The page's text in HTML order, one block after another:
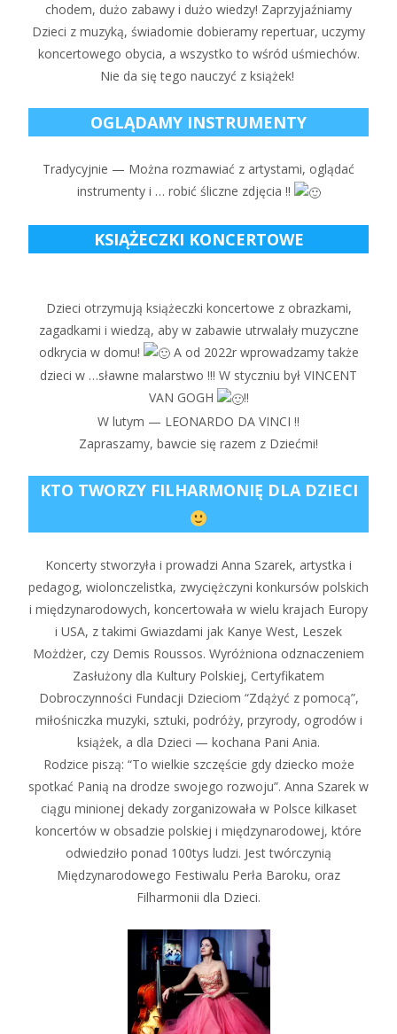
chodem, dużo zabawy i dużo wiedzy! Zaprzyjaźniamy
Dzieci z muzyką, świadomie dobieramy repertuar, uczymy
koncertowego obycia, a wszystko to wśród uśmiechów.
Nie da się tego nauczyć z książek!
OGLĄDAMY INSTRUMENTY
Tradycyjnie — Można rozmawiać z artystami, oglądać
instrumenty i … robić śliczne zdjęcia !!
KSIĄŻECZKI KONCERTOWE
Dzieci otrzymują książeczki koncertowe z obrazkami,
zagadkami i wiedzą, aby w zabawie utrwalały muzyczne
odkrycia w domu!
A od 2022r wprowadzamy także
dzieci w …sławne malarstwo !!! W styczniu był VINCENT
VAN GOGH
!!
W lutym — LEONARDO DA VINCI !!
Zapraszamy, bawcie się razem z Dziećmi!
KTO TWORZY FILHARMONIĘ DLA DZIECI
Koncerty stworzyła i prowadzi Anna Szarek, artystka i
pedagog, wiolonczelistka, zwyciężczyni konkursów polskich
i międzynarodowych, koncertowała w wielu krajach Europy
i USA, z takimi Gwiazdami jak Kanye West, Leszek
Możdżer, czy Demis Roussos. Wyróżniona odznaczeniem
Zasłużony dla Kultury Polskiej, Certyfikatem
Dobroczynności Fundacji Dzieciom “Zdążyć z pomocą”,
miłośniczka muzyki, sztuki, podróży, przyrody, ogrodów i
książek, a dla Dzieci — kochana Pani Ania.
Rodzice piszą: “To wielkie szczęście gdy dziecko może
spotkać Panią na drodze swojego rozwoju”. Anna Szarek w
ciągu minionej dekady zorganizowała w Polsce kilkaset
koncertów w obsadzie polskiej i międzynarodowej, które
odwiedziło ponad 100tys ludzi. Jest twórczynią
Międzynarodowego Festiwalu Perła Baroku, oraz
Filharmonii dla Dzieci.